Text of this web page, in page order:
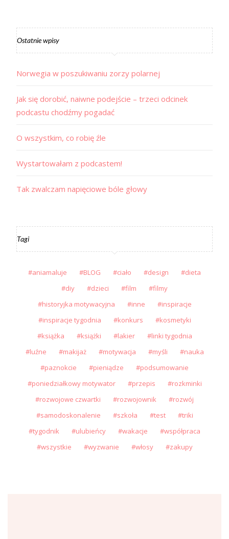
Ostatnie wpisy
Norwegia w poszukiwaniu zorzy polarnej
Jak się dorobić, naiwne podejście – trzeci odcinek
podcastu chodźmy pogadać
O wszystkim, co robię źle
Wystartowałam z podcastem!
Tak zwalczam napięciowe bóle głowy
Tagi
aniamaluje BLOG ciało design
dieta
diy
dzieci film
filmy
historyjka motywacyjna
inne
inspiracje
inspiracje tygodnia
konkurs
kosmetyki
książka
książki lakier
linki tygodnia
luźne
makijaż motywacja myśli
nauka
paznokcie
pieniądze
podsumowanie
poniedziałkowy motywator
przepis
rozkminki
rozwojowe czwartki
rozwojownik
rozwój
samodoskonalenie
szkoła test
triki
tygodnik
ulubieńcy wakacje
współpraca
wszystkie
wyzwanie włosy zakupy